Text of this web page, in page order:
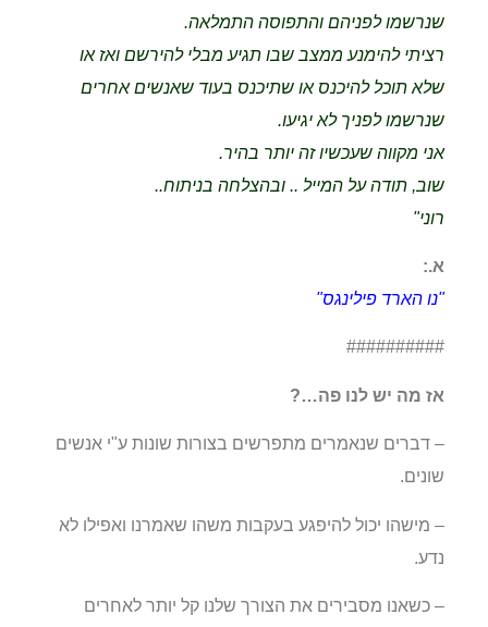
שנרשמו לפניהם והתפוסה התמלאה.
רציתי להימנע ממצב שבו תגיע מבלי להירשם ואז או
שלא תוכל להיכנס או שתיכנס בעוד שאנשים אחרים
שנרשמו לפניך לא יגיעו.
אני מקווה שעכשיו זה יותר בהיר.
שוב, תודה על המייל .. ובהצלחה בניתוח..
רוני"
א.:
"נו הארד פילינגס"
##########
אז מה יש לנו פה…?
– דברים שנאמרים מתפרשים בצורות שונות ע"י אנשים
שונים.
– מישהו יכול להיפגע בעקבות משהו שאמרנו ואפילו לא
נדע.
– כשאנו מסבירים את הצורך שלנו קל יותר לאחרים